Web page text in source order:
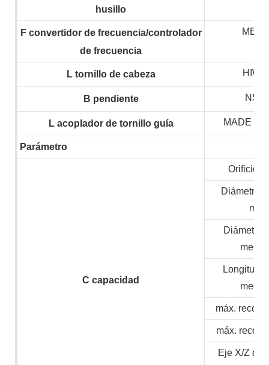
husillo
Fconvertidor de frecuencia/controlador
de frecuencia
Ltornillo de cabeza
B pendiente
Lacoplador de tornillo guía MADE IN
Parámetro
C capacidad
Orificio
Diámetro
Diámetro
Longitud
máx.
máx.
Eje X/Z de